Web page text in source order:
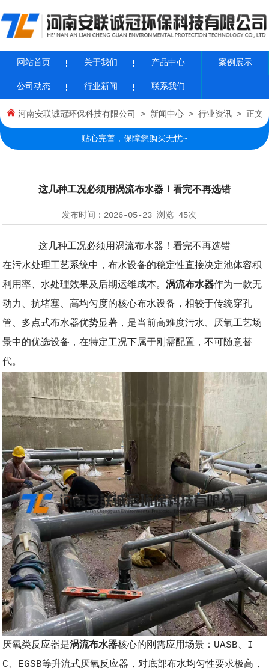
网站首页 关于我们 产品中心 案例展示
公司动态 行业新闻 联系我们
河南安联诚冠环保科技有限公司 > 新闻中心> 行业资讯> 正文
贴心完善，保障您购买无忧~
这几种工况必须用涡流布水器！看完不再选错
发布时间： 2026-05-23 浏览 45次
这几种工况必须用涡流布水器！看完不再选错
在污水处理工艺系统中，布水设备的稳定性直接决定池体容积
利用率、水处理效果及后期运维成本。涡流布水器作为一款无
动力、抗堵塞、高均匀度的核心布水设备，相较于传统穿孔
管、多点式布水器优势显著，是当前高难度污水、厌氧工艺场
景中的优选设备，在特定工况下属于刚需配置，不可随意替
代。
厌氧类反应器是涡流布水器核心的刚需应用场景：UASB、I
C、EGSB等升流式厌氧反应器，对底部布水均匀性要求极高，